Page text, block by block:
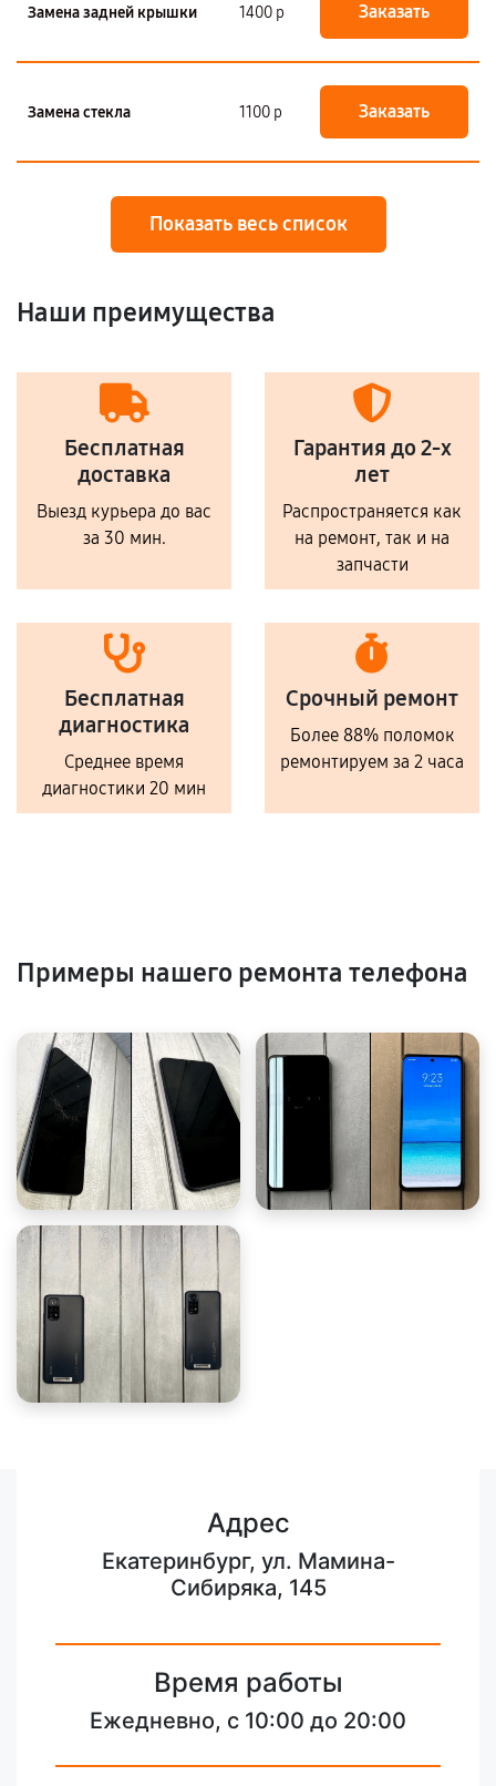
Замена задней крышки 1400 р Заказать
Замена стекла 1100 р Заказать
Показать весь список
Наши преимущества
Бесплатная
доставка
Выезд курьера до вас
за 30 мин.
Гарантия до 2-х
лет
Распространяется как
на ремонт, так и на
запчасти
Бесплатная
диагностика
Среднее время
диагностики 20 мин
Срочный ремонт
Более 88% поломок
ремонтируем за 2 часа
Примеры нашего ремонта телефона
Адрес
Екатеринбург, ул. Мамина-
Сибиряка, 145
Время работы
Ежедневно, с 10:00 до 20:00